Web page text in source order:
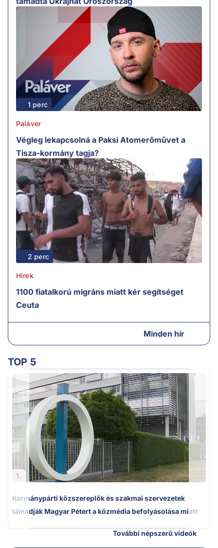
1 perc
Paláver
Végleg lekapcsolná a Paksi Atomerőművet a
Tisza-kormány tagja?
2 perc
Hírek
1100 fiatalkorú migráns miatt kér segítséget
Ceuta
Minden hír
TOP 5
1.
Kormánypárti közszereplők és szakmai szervezetek
támadják Magyar Pétert a közmédia befolyásolása miatt
További népszerű videók